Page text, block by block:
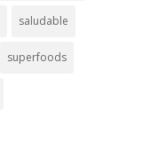
saludable
superfoods